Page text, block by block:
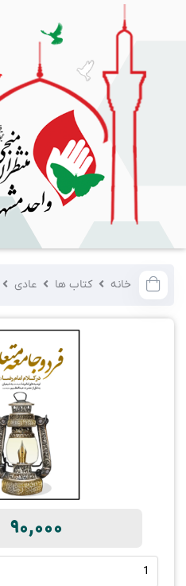
خانه کتاب ها عادی
90,000